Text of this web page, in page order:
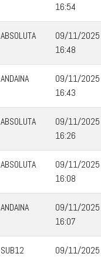
16:54
ABSOLUTA
09/11/2025
16:48
ANDAINA
09/11/2025
16:43
ABSOLUTA
09/11/2025
16:26
ABSOLUTA
09/11/2025
16:08
ANDAINA
09/11/2025
16:07
SUB12
09/11/2025